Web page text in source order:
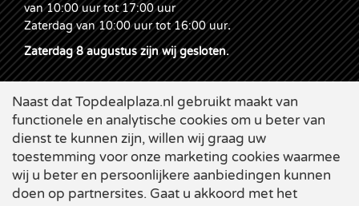
van 10:00 uur tot 17:00 uur
Zaterdag van 10:00 uur tot 16:00 uur.
Zaterdag 8 augustus zijn wij gesloten.
Naast dat Topdealplaza.nl gebruikt maakt van
functionele en analytische cookies om u beter van
dienst te kunnen zijn, willen wij graag uw
toestemming voor onze marketing cookies waarmee
wij u beter en persoonlijkere aanbiedingen kunnen
doen op partnersites. Gaat u akkoord met het